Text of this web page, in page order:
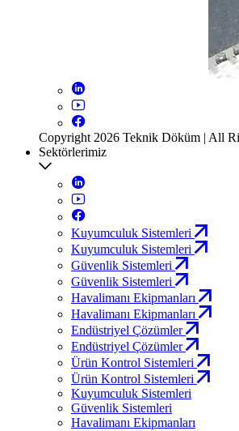
Copyright 2026 Teknik Döküm | All
Sektörlerimiz
Kuyumculuk Sistemleri
Kuyumculuk Sistemleri
Güvenlik Sistemleri
Güvenlik Sistemleri
Havalimanı Ekipmanları
Havalimanı Ekipmanları
Endüstriyel Çözümler
Endüstriyel Çözümler
Ürün Kontrol Sistemleri
Ürün Kontrol Sistemleri
Kuyumculuk Sistemleri
Güvenlik Sistemleri
Havalimanı Ekipmanları